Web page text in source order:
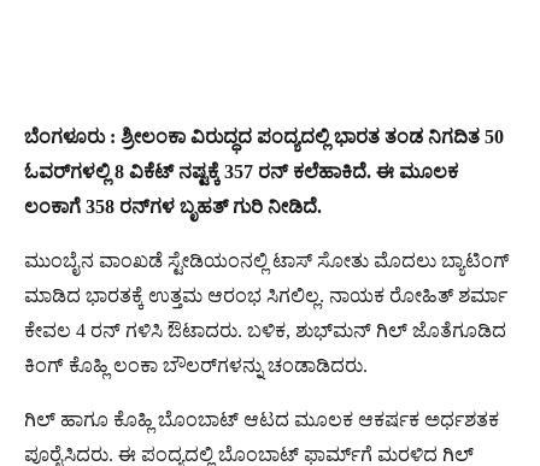
ಬೆಂಗಳೂರು : ಶ್ರೀಲಂಕಾ ವಿರುದ್ಧದ ಪಂದ್ಯದಲ್ಲಿ ಭಾರತ ತಂಡ ನಿಗದಿತ 50
ಓವರ್​ಗಳಲ್ಲಿ 8 ವಿಕೆಟ್ ನಷ್ಟಕ್ಕೆ 357 ರನ್​ ಕಲೆಹಾಕಿದೆ. ಈ ಮೂಲಕ
ಲಂಕಾಗೆ 358 ರನ್​ಗಳ ಬೃಹತ್ ಗುರಿ ನೀಡಿದೆ.
ಮುಂಬೈನ ವಾಂಖಡೆ ಸ್ಟೇಡಿಯಂನಲ್ಲಿ ಟಾಸ್ ಸೋತು ಮೊದಲು ಬ್ಯಾಟಿಂಗ್
ಮಾಡಿದ ಭಾರತಕ್ಕೆ ಉತ್ತಮ ಆರಂಭ ಸಿಗಲಿಲ್ಲ. ನಾಯಕ ರೋಹಿತ್ ಶರ್ಮಾ
ಕೇವಲ 4 ರನ್​ ಗಳಿಸಿ ಔಟಾದರು. ಬಳಿಕ, ಶುಭ್​ಮನ್​ ಗಿಲ್ ಜೊತೆಗೂಡಿದ
ಕಿಂಗ್ ಕೊಹ್ಲಿ ಲಂಕಾ ಬೌಲರ್​ಗಳನ್ನು ಚಂಡಾಡಿದರು.
ಗಿಲ್ ಹಾಗೂ ಕೊಹ್ಲಿ ಬೊಂಬಾಟ್ ಆಟದ ಮೂಲಕ ಆಕರ್ಷಕ ಅರ್ಧಶತಕ
ಪೂರೈಸಿದರು. ಈ ಪಂದ್ಯದಲ್ಲಿ ಬೊಂಬಾಟ್ ಫಾರ್ಮ್​ಗೆ ಮರಳಿದ ಗಿಲ್